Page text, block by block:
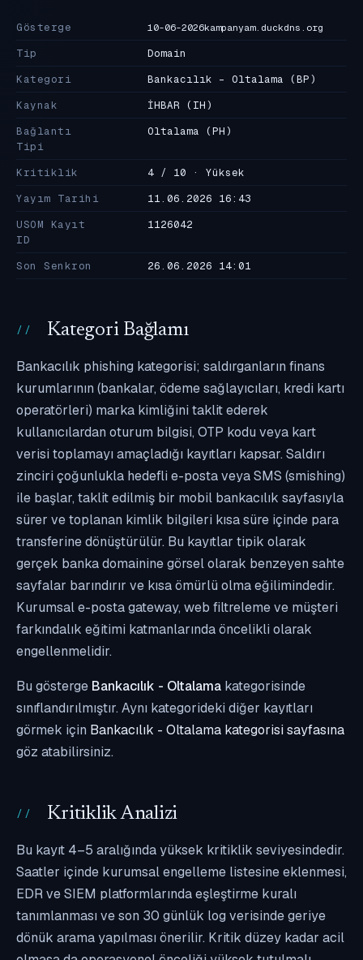
Gösterge 10-06-2026kampanyam.duckdns.org
Tip
Domain
Kategori
Bankacılık - Oltalama (BP)
Kaynak
İHBAR (IH)
Bağlantı
Tipi
Oltalama (PH)
Kritiklik
4 / 10 · Yüksek
Yayım Tarihi
11.06.2026 16:43
USOM Kayıt
ID
1126042
Son Senkron 26.06.2026 14:01
Kategori Bağlamı
Bankacılık phishing kategorisi; saldırganların finans
kurumlarının (bankalar, ödeme sağlayıcıları, kredi kartı
operatörleri) marka kimliğini taklit ederek
kullanıcılardan oturum bilgisi, OTP kodu veya kart
verisi toplamayı amaçladığı kayıtları kapsar. Saldırı
zinciri çoğunlukla hedefli e-posta veya SMS (smishing)
ile başlar, taklit edilmiş bir mobil bankacılık sayfasıyla
sürer ve toplanan kimlik bilgileri kısa süre içinde para
transferine dönüştürülür. Bu kayıtlar tipik olarak
gerçek banka domainine görsel olarak benzeyen sahte
sayfalar barındırır ve kısa ömürlü olma eğilimindedir.
Kurumsal e-posta gateway, web filtreleme ve müşteri
farkındalık eğitimi katmanlarında öncelikli olarak
engellenmelidir.
Bu gösterge Bankacılık - Oltalama kategorisinde
sınıflandırılmıştır. Aynı kategorideki diğer kayıtları
görmek için Bankacılık - Oltalama kategorisi sayfasına
göz atabilirsiniz.
Kritiklik Analizi
Bu kayıt 4–5 aralığında yüksek kritiklik seviyesindedir.
Saatler içinde kurumsal engelleme listesine eklenmesi,
EDR ve SIEM platformlarında eşleştirme kuralı
tanımlanması ve son 30 günlük log verisinde geriye
dönük arama yapılması önerilir. Kritik düzey kadar acil